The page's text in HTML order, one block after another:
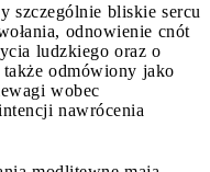
szczególnie bliskie sercu
odnowienie cnót
ludzkiego oraz o
odmówiony jako
wobec
nawrócenia